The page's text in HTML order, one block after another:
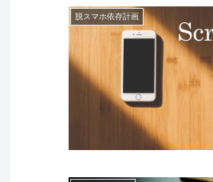
脱スマホ依存計画